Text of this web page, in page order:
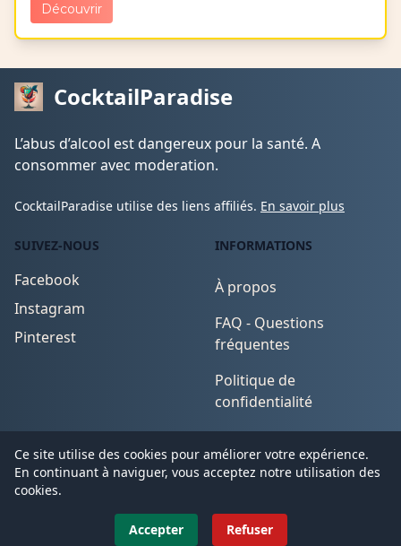
Découvrir
CocktailParadise
L’abus d’alcool est dangereux pour la santé. A
consommer avec moderation.
CocktailParadise utilise des liens affiliés. En savoir plus
SUIVEZ-NOUS
Facebook
Instagram
Pinterest
INFORMATIONS
À propos
FAQ - Questions
fréquentes
Politique de
confidentialité
Conditions d'utilisation
Ce site utilise des cookies pour améliorer votre expérience.
En continuant à naviguer, vous acceptez notre utilisation des
cookies.
Accepter Refuser